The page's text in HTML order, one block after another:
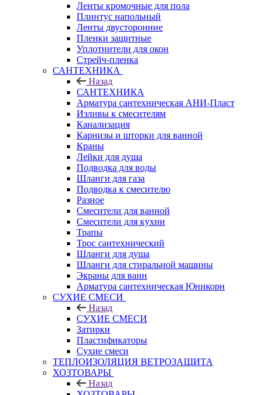
Ленты кромочные для пола
Плинтус напольный
Ленты двусторонние
Пленки защитные
Уплотнители для окон
Стрейч-пленка
САНТЕХНИКА
Назад
САНТЕХНИКА
Арматура сантехническая АНИ-Пласт
Изливы к смесителям
Канализация
Карнизы и шторки для ванной
Краны
Лейки для душа
Подводка для воды
Шланги для газа
Подводка к смесителю
Разное
Смесители для ванной
Смесители для кухни
Трапы
Трос сантехнический
Шланги для душа
Шланги для стиральной машины
Экраны для ванн
Арматура сантехническая Юникорн
СУХИЕ СМЕСИ
Назад
СУХИЕ СМЕСИ
Затирки
Пластификаторы
Сухие смеси
ТЕПЛОИЗОЛЯЦИЯ ВЕТРОЗАЩИТА
ХОЗТОВАРЫ
Назад